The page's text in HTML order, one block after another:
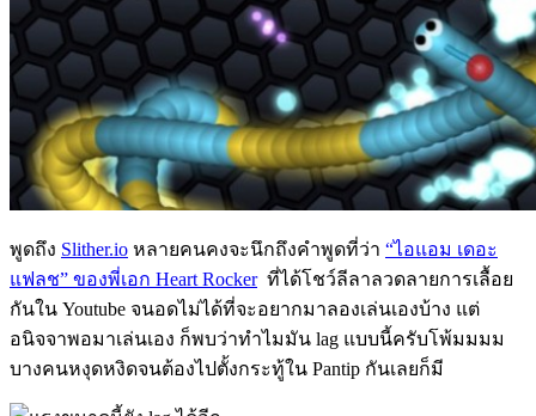
พูดถึง Slither.io หลายคนคงจะนึกถึงคำพูดที่ว่า “ไอแอม เดอะ
แฟลช” ของพี่เอก Heart Rockerที่ได้โชว์ลีลาลวดลายการเลื้อย
กันใน Youtube จนอดไม่ได้ที่จะอยากมาลองเล่นเองบ้าง แต่
อนิจจาพอมาเล่นเอง ก็พบว่าทำไมมัน lag แบบนี้ครับโพ้มมมม
บางคนหงุดหงิดจนต้องไปตั้งกระทู้ใน Pantip กันเลยก็มี